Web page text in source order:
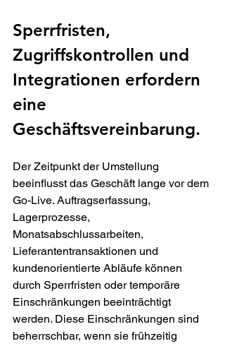
Sperrfristen,
Zugriffskontrollen und
Integrationen erfordern
eine
Geschäftsvereinbarung.
Der Zeitpunkt der Umstellung
beeinflusst das Geschäft lange vor dem
Go-Live. Auftragserfassung,
Lagerprozesse,
Monatsabschlussarbeiten,
Lieferantentransaktionen und
kundenorientierte Abläufe können
durch Sperrfristen oder temporäre
Einschränkungen beeinträchtigt
werden. Diese Einschränkungen sind
beherrschbar, wenn sie frühzeitig